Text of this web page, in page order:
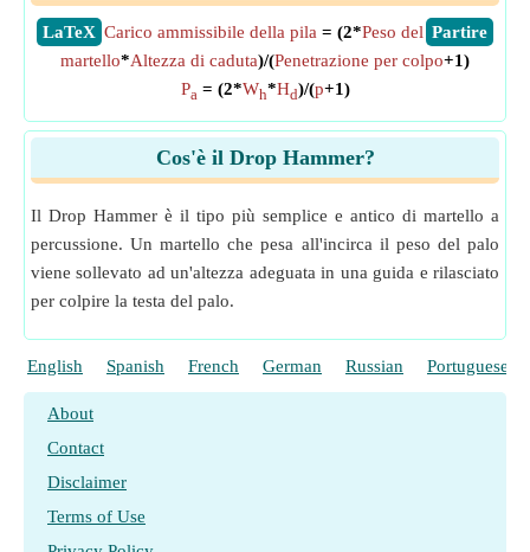
​LaTeX ​Partire
Carico ammissibile della pila = (2*Peso del
martello*Altezza di caduta)/(Penetrazione per colpo+1)
Pa = (2*Wh*Hd)/(p+1)
Cos'è il Drop Hammer?
Il Drop Hammer è il tipo più semplice e antico di martello a
percussione. Un martello che pesa all'incirca il peso del palo
viene sollevato ad un'altezza adeguata in una guida e rilasciato
per colpire la testa del palo.
English Spanish French German Russian Portuguese
About
Contact
Disclaimer
Terms of Use